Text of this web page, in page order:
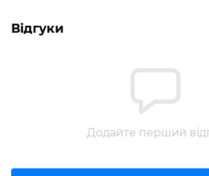
Відгуки
Додайте перший